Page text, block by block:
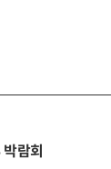
람회